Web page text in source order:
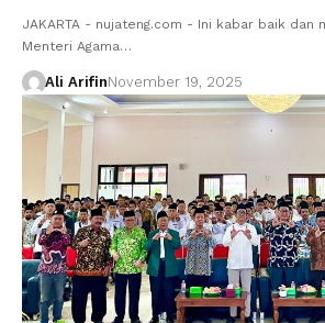
JAKARTA - nujateng.com - Ini kabar baik dan
Menteri Agama…
Ali ArifinNovember 19, 2025